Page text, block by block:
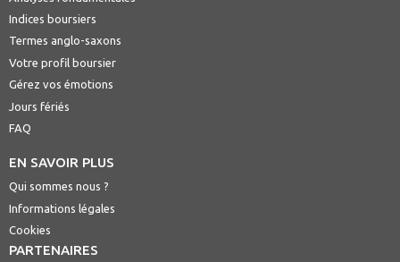
Indices boursiers
Termes anglo-saxons
Votre profil boursier
Gérez vos émotions
Jours fériés
FAQ
EN SAVOIR PLUS
Qui sommes nous ?
Informations légales
Cookies
PARTENAIRES